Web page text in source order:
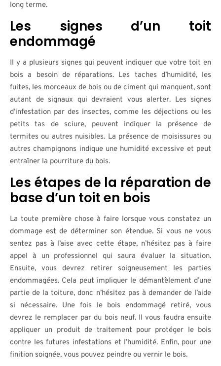
long terme.
Les signes d’un toit
endommagé
Il y a plusieurs signes qui peuvent indiquer que votre toit en
bois a besoin de réparations. Les taches d’humidité, les
fuites, les morceaux de bois ou de ciment qui manquent, sont
autant de signaux qui devraient vous alerter. Les signes
d’infestation par des insectes, comme les déjections ou les
petits tas de sciure, peuvent indiquer la présence de
termites ou autres nuisibles. La présence de moisissures ou
autres champignons indique une humidité excessive et peut
entraîner la pourriture du bois.
Les étapes de la réparation de
base d’un toit en bois
La toute première chose à faire lorsque vous constatez un
dommage est de déterminer son étendue. Si vous ne vous
sentez pas à l’aise avec cette étape, n’hésitez pas à faire
appel à un professionnel qui saura évaluer la situation.
Ensuite, vous devrez retirer soigneusement les parties
endommagées. Cela peut impliquer le démantèlement d’une
partie de la toiture, donc n’hésitez pas à demander de l’aide
si nécessaire. Une fois le bois endommagé retiré, vous
devrez le remplacer par du bois neuf. Il vous faudra ensuite
appliquer un produit de traitement pour protéger le bois
contre les futures infestations et l’humidité. Enfin, pour une
finition soignée, vous pouvez peindre ou vernir le bois.